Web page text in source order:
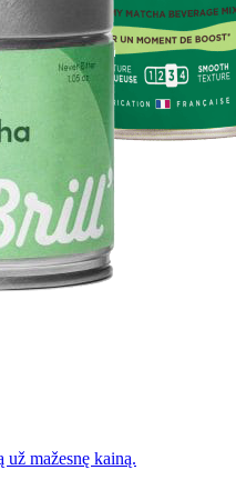
už mažesnę kainą.